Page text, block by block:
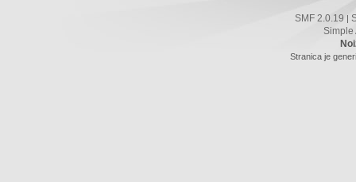
SMF 2.0.19
Simple
Stranica je